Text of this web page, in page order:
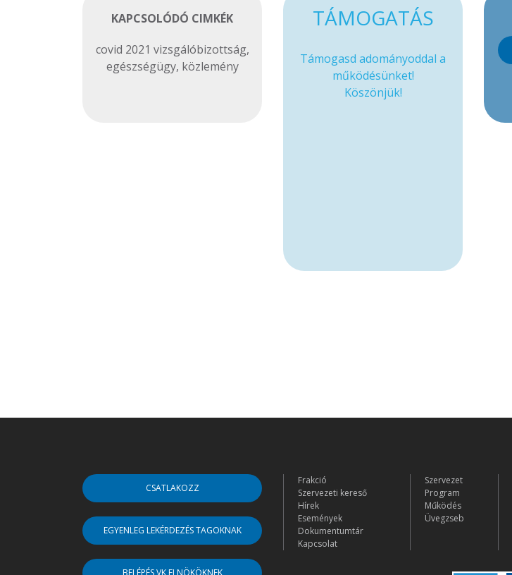
KAPCSOLÓDÓ CIMKÉK
covid 2021 vizsgálóbizottság,
egészségügy, közlemény
TÁMOGATÁS
Támogasd adományoddal a
működésünket!
Köszönjük!
CSATLAKOZZ
EGYENLEG LEKÉRDEZÉS TAGOKNAK
BELÉPÉS VK ELNÖKÖKNEK
Frakció
Szervezeti kereső
Hírek
Események
Dokumentumtár
Kapcsolat
Szervezet
Program
Működés
Üvegzseb